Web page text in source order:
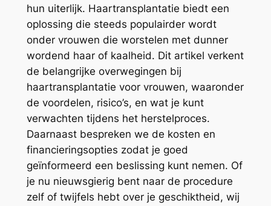
hun uiterlijk. Haartransplantatie biedt een
oplossing die steeds populairder wordt
onder vrouwen die worstelen met dunner
wordend haar of kaalheid. Dit artikel verkent
de belangrijke overwegingen bij
haartransplantatie voor vrouwen, waaronder
de voordelen, risico’s, en wat je kunt
verwachten tijdens het herstelproces.
Daarnaast bespreken we de kosten en
financieringsopties zodat je goed
geïnformeerd een beslissing kunt nemen. Of
je nu nieuwsgierig bent naar de procedure
zelf of twijfels hebt over je geschiktheid, wij